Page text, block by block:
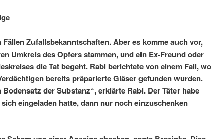
Fällen Zufallsbekanntschaften. Aber es komme auch vor,
Umkreis des Opfers stammen, und ein Ex-Freund oder
die Tat begeht. Rabl berichtete von einem Fall, wo
bereits präparierte Gläser gefunden wurden.
der Substanz“, erklärte Rabl. Der Täter habe
eingeladen hatte, dann nur noch einzuschenken